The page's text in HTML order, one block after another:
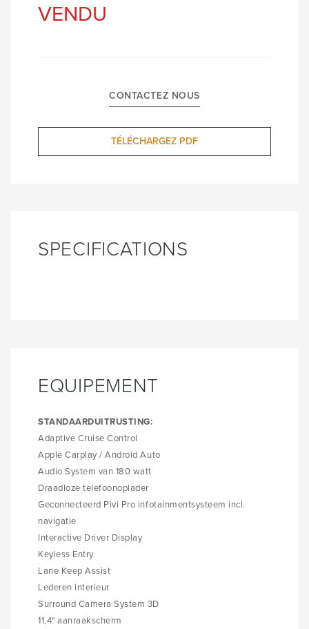
VENDU
CONTACTEZ NOUS
TÉLÉCHARGEZ PDF
SPECIFICATIONS
EQUIPEMENT
STANDAARDUITRUSTING:
Adaptive Cruise Control
Apple Carplay / Android Auto
Audio System van 180 watt
Draadloze telefoonoplader
Geconnecteerd Pivi Pro infotainmentsysteem incl.
navigatie
Interactive Driver Display
Keyless Entry
Lane Keep Assist
Lederen interieur
Surround Camera System 3D
11,4" aanraakscherm